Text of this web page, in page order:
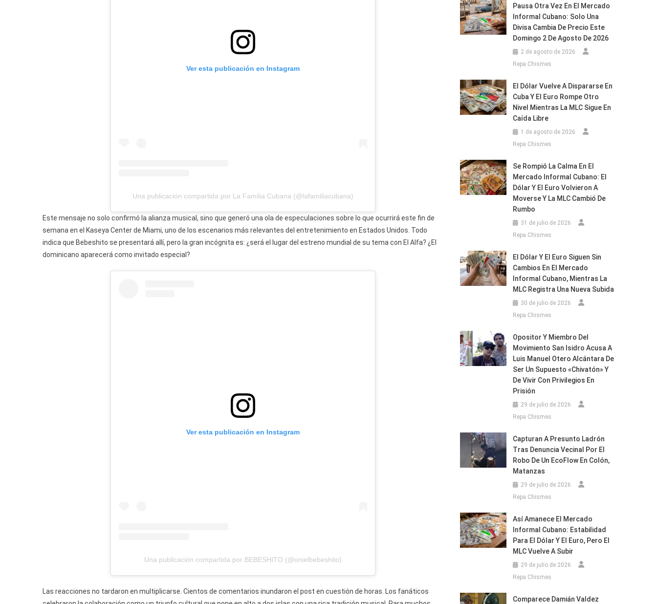
Ver esta publicación en Instagram
Una publicación compartida por La Familia Cubana (@lafamiliacubana)
Este mensaje no solo confirmó la alianza musical, sino que generó una ola de especulaciones sobre lo que ocurrirá este fin de
semana en el Kaseya Center de Miami, uno de los escenarios más relevantes del entretenimiento en Estados Unidos. Todo
indica que Bebeshito se presentará allí, pero la gran incógnita es: ¿será el lugar del estreno mundial de su tema con El Alfa? ¿El
dominicano aparecerá como invitado especial?
Ver esta publicación en Instagram
Una publicación compartida por BEBESHITO (@onielbebeshito)
Las reacciones no tardaron en multiplicarse. Cientos de comentarios inundaron el post en cuestión de horas. Los fanáticos
Pausa Otra Vez En El Mercado
Informal Cubano: Solo Una
Divisa Cambia De Precio Este
Domingo 2 De Agosto De 2026
2 de agosto de 2026
Repa Chismes
El Dólar Vuelve A Dispararse En
Cuba Y El Euro Rompe Otro
Nivel Mientras La MLC Sigue En
Caída Libre
1 de agosto de 2026
Repa Chismes
Se Rompió La Calma En El
Mercado Informal Cubano: El
Dólar Y El Euro Volvieron A
Moverse Y La MLC Cambió De
Rumbo
31 de julio de 2026
Repa Chismes
El Dólar Y El Euro Siguen Sin
Cambios En El Mercado
Informal Cubano, Mientras La
MLC Registra Una Nueva Subida
30 de julio de 2026
Repa Chismes
Opositor Y Miembro Del
Movimiento San Isidro Acusa A
Luis Manuel Otero Alcántara De
Ser Un Supuesto «chivatón» Y
De Vivir Con Privilegios En
Prisión
29 de julio de 2026
Repa Chismes
Capturan A Presunto Ladrón
Tras Denuncia Vecinal Por El
Robo De Un EcoFlow En Colón,
Matanzas
29 de julio de 2026
Repa Chismes
Así Amanece El Mercado
Informal Cubano: Estabilidad
Para El Dólar Y El Euro, Pero El
MLC Vuelve A Subir
29 de julio de 2026
Repa Chismes
Comparece Damián Valdez